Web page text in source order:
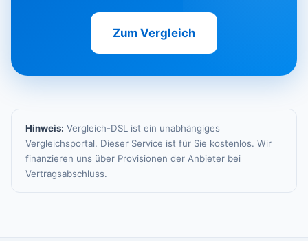
Zum Vergleich
Hinweis: Vergleich-DSL ist ein unabhängiges
Vergleichsportal. Dieser Service ist für Sie kostenlos. Wir
finanzieren uns über Provisionen der Anbieter bei
Vertragsabschluss.